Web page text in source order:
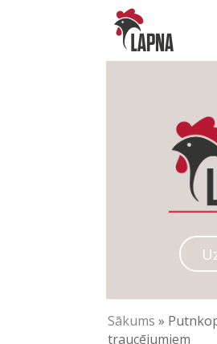
Sākums »
traucējumiem